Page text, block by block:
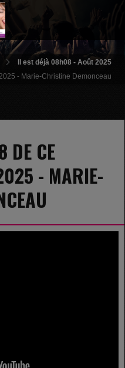
Il est déjà 08h08 - Août 2025
- Marie-Christine Demonceau
DE CE
- MARIE-